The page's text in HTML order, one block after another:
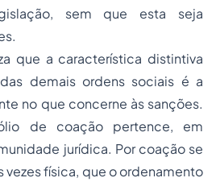
sem que esta seja
que a característica distintiva
demais ordens sociais é a
no que concerne às sanções.
de coação pertence, em
jurídica. Por coação se
vezes física, que o ordenamento